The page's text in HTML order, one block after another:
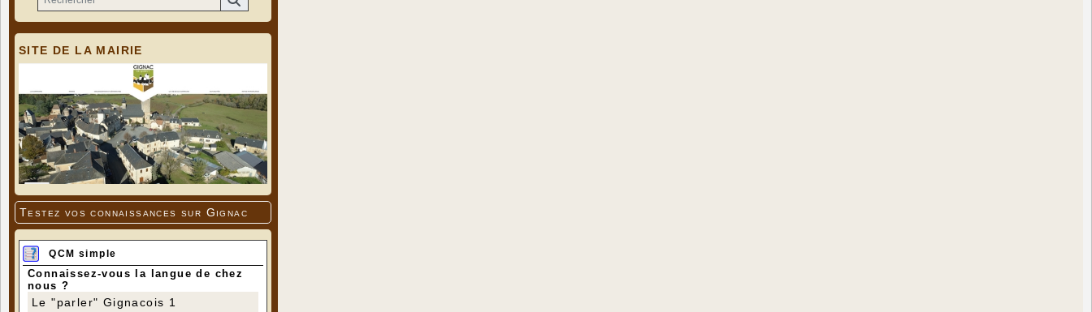
SITE DE LA MAIRIE
Testez vos connaissances sur Gignac
QCM simple
Connaissez-vous la langue de chez
nous ?
Le "parler" Gignacois 1